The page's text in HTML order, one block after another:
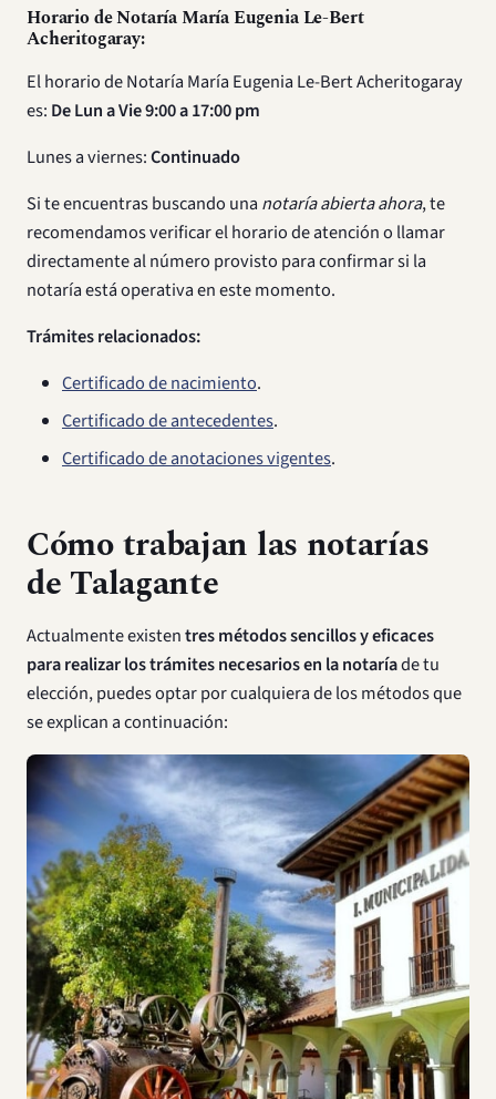
Horario de Notaría María Eugenia Le-Bert
Acheritogaray:
El horario de Notaría María Eugenia Le-Bert Acheritogaray
es: De Lun a Vie 9:00 a 17:00 pm
Lunes a viernes:Continuado
Si te encuentras buscando una notaría abierta ahora, te
recomendamos verificar el horario de atención o llamar
directamente al número provisto para confirmar si la
notaría está operativa en este momento.
Trámites relacionados:
Certificado de nacimiento.
Certificado de antecedentes.
Certificado de anotaciones vigentes.
Cómo trabajan las notarías
de Talagante
Actualmente existentres métodos sencillos y eficaces
para realizar los trámites necesarios en la notaríade tu
elección, puedes optar por cualquiera de los métodos que
se explican a continuación: